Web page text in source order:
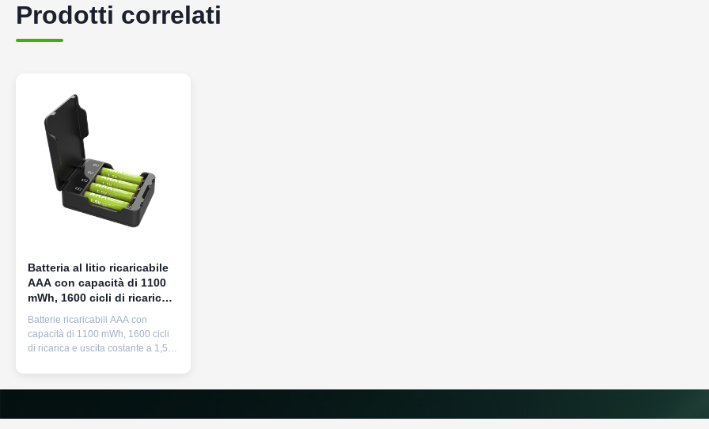
Prodotti correlati
Batteria al litio ricaricabile
AAA con capacità di 1100
mWh, 1600 cicli di ricarica e
potenza costante di 1,5 V
Batterie ricaricabili AAA con
capacità di 1100 mWh, 1600 cicli
di ricarica e uscita costante a 1,5 V.
conservazione di 12 anni, include
un caricabatterie rapido e funge da
usa e getta per i dispositivi